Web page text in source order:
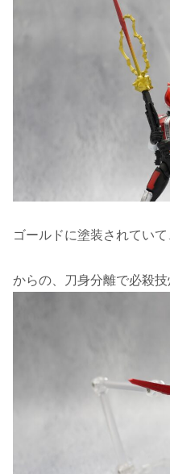
ゴールドに塗装されてい
からの、刀身分離で必殺技